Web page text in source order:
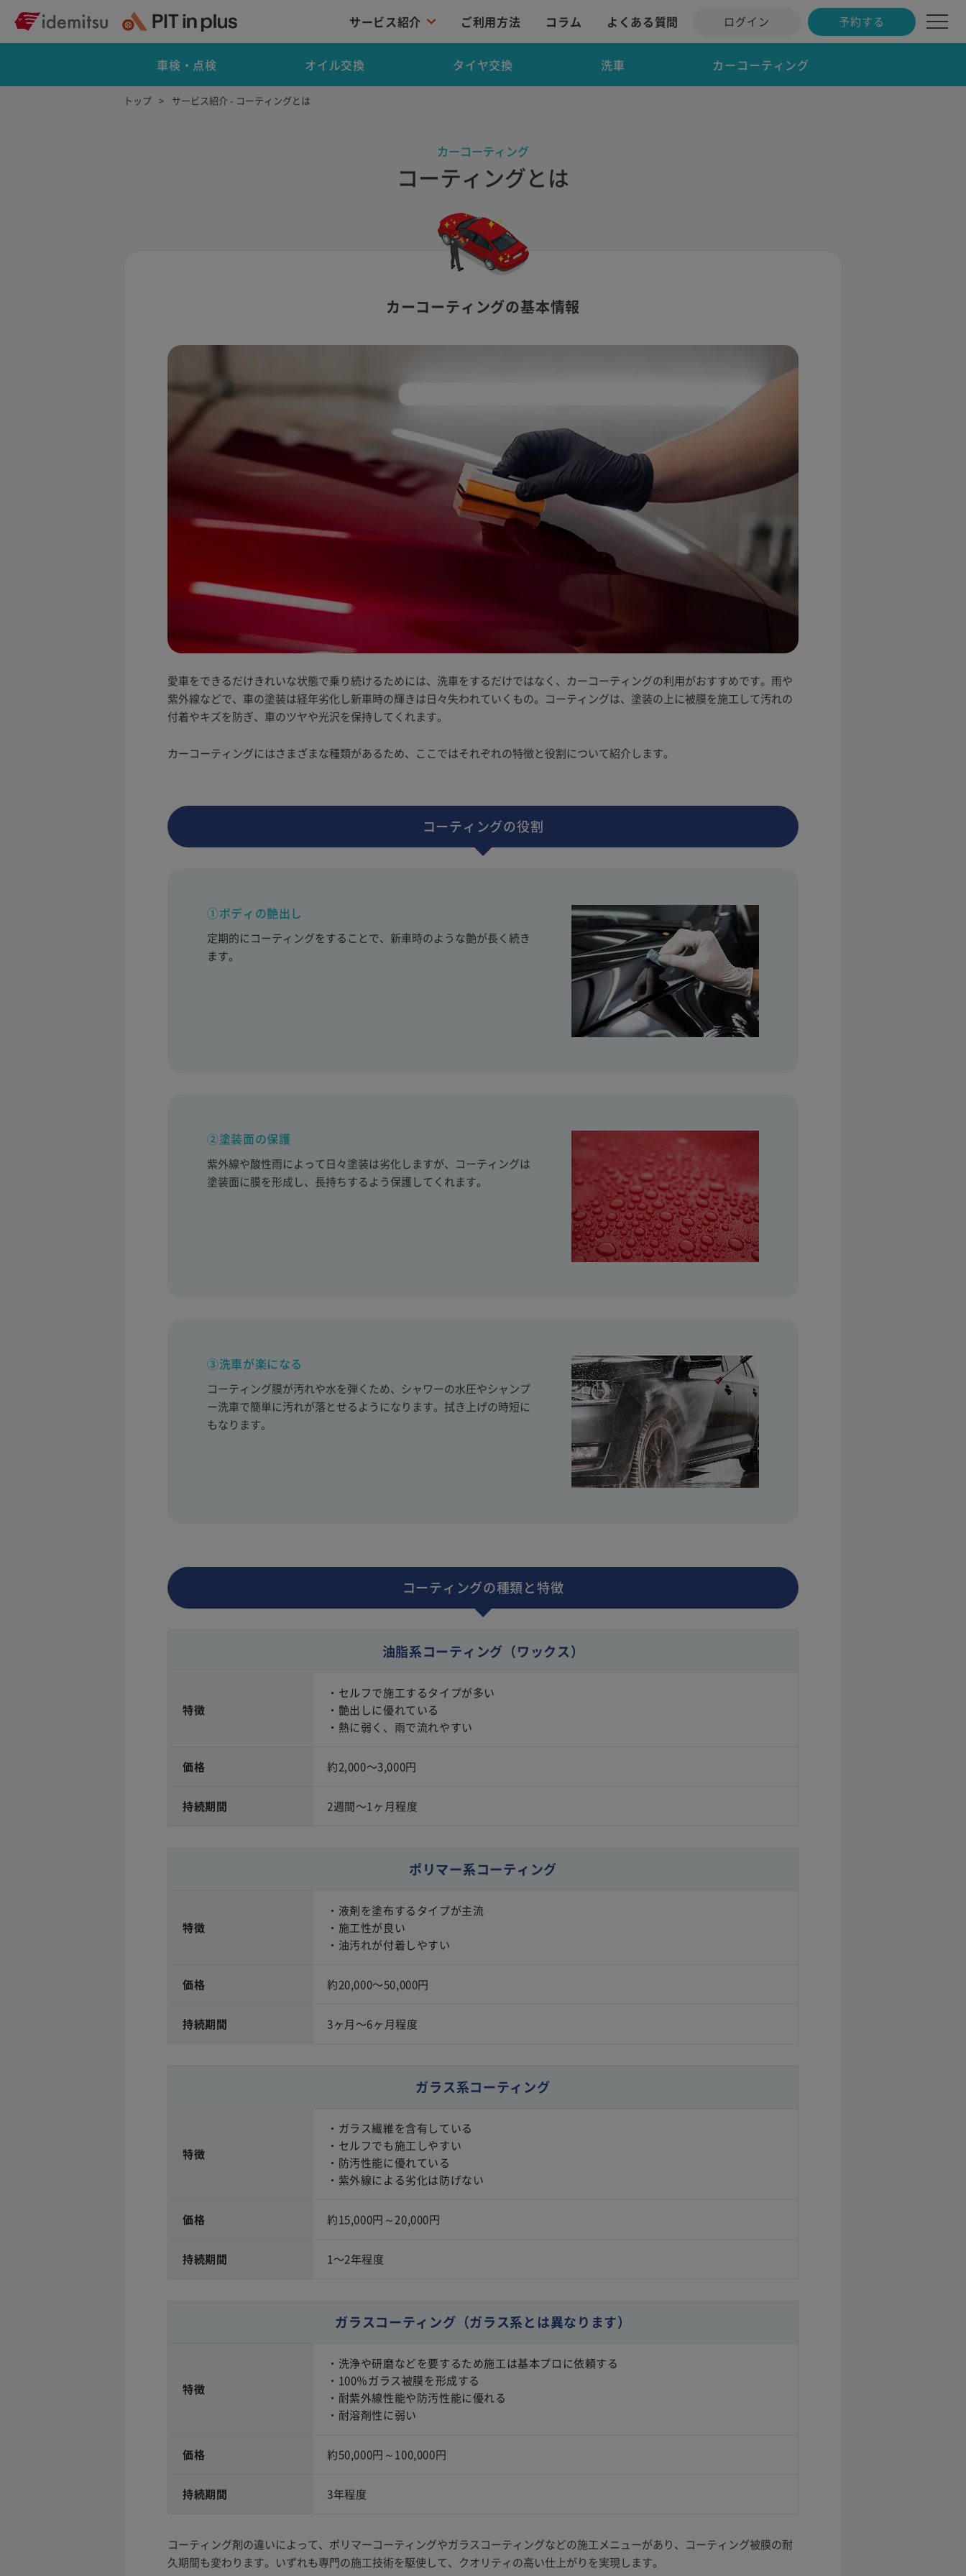
サービス紹介 ご利用方法 コラム よくある質問 ログイン 予約する
車検・点検 オイル交換 タイヤ交換 洗車 カーコーティング
トップ サービス紹介 - コーティングとは
カーコーティング
コーティングとは
カーコーティングの基本情報
愛車をできるだけきれいな状態で乗り続けるためには、洗車をするだけではなく、カーコーティングの利用がおすすめです。雨や
紫外線などで、車の塗装は経年劣化し新車時の輝きは日々失われていくもの。コーティングは、塗装の上に被膜を施工して汚れの
付着やキズを防ぎ、車のツヤや光沢を保持してくれます。
カーコーティングにはさまざまな種類があるため、ここではそれぞれの特徴と役割について紹介します。
コーティングの役割
①ボディの艶出し
定期的にコーティングをすることで、新車時のような艶が長く続き
ます。
②塗装面の保護
紫外線や酸性雨によって日々塗装は劣化しますが、コーティングは
塗装面に膜を形成し、長持ちするよう保護してくれます。
③洗車が楽になる
コーティング膜が汚れや水を弾くため、シャワーの水圧やシャンプ
ー洗車で簡単に汚れが落とせるようになります。拭き上げの時短に
もなります。
コーティングの種類と特徴
油脂系コーティング （ワックス）
特徴
・セルフで施工するタイプが多い
・艶出しに優れている
・熱に弱く、雨で流れやすい
価格 約2,000〜3,000円
持続期間 2週間〜1ヶ月程度
ポリマー系コーティング
特徴
・液剤を塗布するタイプが主流
・施工性が良い
・油汚れが付着しやすい
価格 約20,000〜50,000円
持続期間 3ヶ月〜6ヶ月程度
ガラス系コーティング
特徴
・ガラス繊維を含有している
・セルフでも施工しやすい
・防汚性能に優れている
・紫外線による劣化は防げない
価格 約15,000円～20,000円
持続期間 1〜2年程度
ガラスコーティング （ガラス系とは異なります）
特徴
・洗浄や研磨などを要するため施工は基本プロに依頼する
・100％ガラス被膜を形成する
・耐紫外線性能や防汚性能に優れる
・耐溶剤性に弱い
価格 約50,000円～100,000円
持続期間 3年程度
コーティング剤の違いによって、ポリマーコーティングやガラスコーティングなどの施工メニューがあり、コーティング被膜の耐
久期間も変わります。いずれも専門の施工技術を駆使して、クオリティの高い仕上がりを実現します。